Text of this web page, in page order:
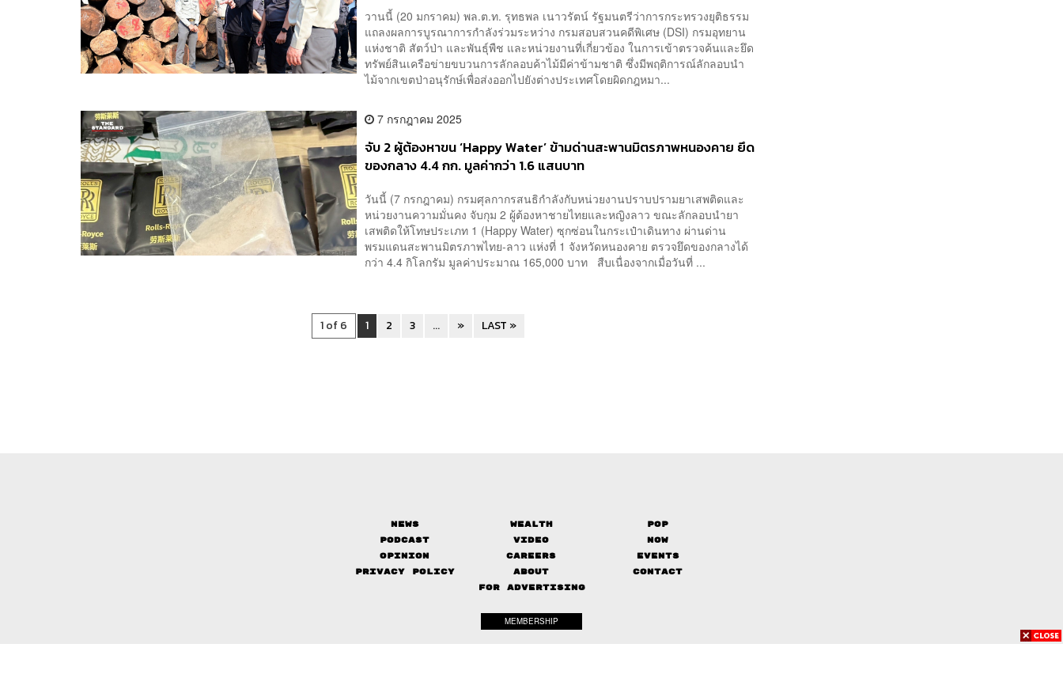
วานนี้ (20 มกราคม) พล.ต.ท. รุทธพล เนาวรัตน์ รัฐมนตรีว่าการกระทรวงยุติธรรม
แถลงผลการบูรณาการกำลังร่วมระหว่าง กรมสอบสวนคดีพิเศษ (DSI) กรมอุทยาน
แห่งชาติ สัตว์ป่า และพันธุ์พืช และหน่วยงานที่เกี่ยวข้อง ในการเข้าตรวจค้นและยึด
ทรัพย์สินเครือข่ายขบวนการลักลอบค้าไม้มีค่าข้ามชาติ ซึ่งมีพฤติการณ์ลักลอบนำ
ไม้จากเขตป่าอนุรักษ์เพื่อส่งออกไปยังต่างประเทศโดยผิดกฎหมา...
7 กรกฎาคม 2025
จับ 2 ผู้ต้องหาขน ‘Happy Water’ ข้ามด่านสะพานมิตรภาพหนองคาย ยึด
ของกลาง 4.4 กก. มูลค่ากว่า 1.6 แสนบาท
วันนี้ (7 กรกฎาคม) กรมศุลกากรสนธิกำลังกับหน่วยงานปราบปรามยาเสพติดและ
หน่วยงานความมั่นคง จับกุม 2 ผู้ต้องหาชายไทยและหญิงลาว ขณะลักลอบนำยา
เสพติดให้โทษประเภท 1 (Happy Water) ซุกซ่อนในกระเป๋าเดินทาง ผ่านด่าน
พรมแดนสะพานมิตรภาพไทย-ลาว แห่งที่ 1 จังหวัดหนองคาย ตรวจยึดของกลางได้
กว่า 4.4 กิโลกรัม มูลค่าประมาณ 165,000 บาท สืบเนื่องจากเมื่อวันที่ ...
1 of 6 1 2 3 ... » LAST »
News Wealth
Pop
Podcast
Video
Now
Opinion
Careers
Events
Privacy Policy
About
Contact
FOR ADVERTISING
MEMBERSHIP